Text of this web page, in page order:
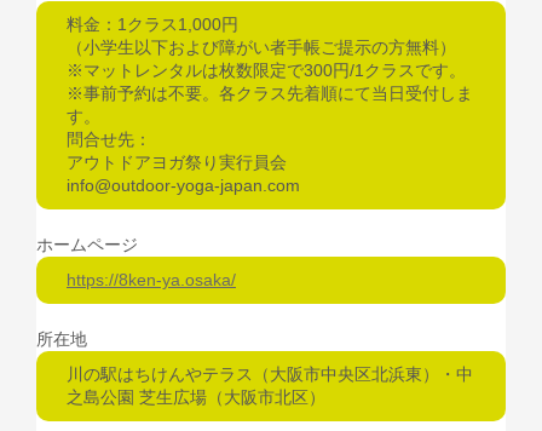
料金：1クラス1,000円
（小学生以下および障がい者手帳ご提示の方無料）
※マットレンタルは枚数限定で300円/1クラスです。
※事前予約は不要。各クラス先着順にて当日受付しま
す。
問合せ先：
アウトドアヨガ祭り実行員会
info@outdoor-yoga-japan.com
ホームページ
https://8ken-ya.osaka/
所在地
川の駅はちけんやテラス（大阪市中央区北浜東）・中
之島公園 芝生広場（大阪市北区）